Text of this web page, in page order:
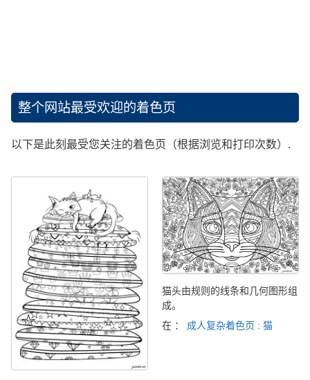
整个网站最受欢迎的着色页
以下是此刻最受您关注的着色页（根据浏览和打印次数）.
猫头由规则的线条和几何图形组
成。
在 ： 成人复杂着色页 : 猫